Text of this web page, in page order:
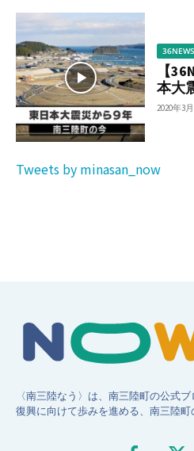
36NEWS
【
本大
2020年3
Tweets by minasan_now
〈南三陸なう〉は、南三陸町の公式
復興に向けて歩みを進める、南三陸町